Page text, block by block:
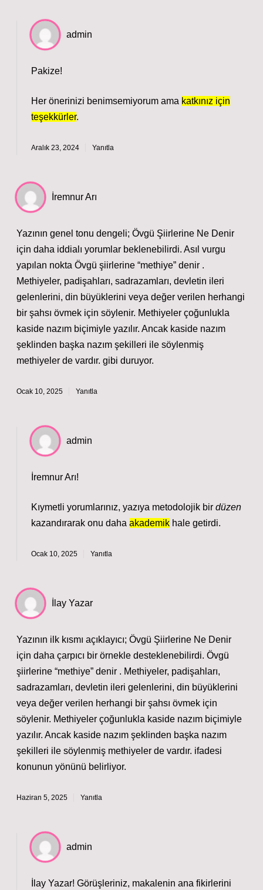
admin
Pakize!
Her önerinizi benimsemiyorum ama katkınız için
teşekkürler.
Aralık 23, 2024 Yanıtla
İremnur Arı
Yazının genel tonu dengeli; Övgü Şiirlerine Ne Denir
için daha iddialı yorumlar beklenebilirdi. Asıl vurgu
yapılan nokta Övgü şiirlerine “methiye” denir .
Methiyeler, padişahları, sadrazamları, devletin ileri
gelenlerini, din büyüklerini veya değer verilen herhangi
bir şahsı övmek için söylenir. Methiyeler çoğunlukla
kaside nazım biçimiyle yazılır. Ancak kaside nazım
şeklinden başka nazım şekilleri ile söylenmiş
methiyeler de vardır. gibi duruyor.
Ocak 10, 2025 Yanıtla
admin
İremnur Arı!
Kıymetli yorumlarınız, yazıya metodolojik bir düzen
kazandırarak onu daha akademik hale getirdi.
Ocak 10, 2025 Yanıtla
İlay Yazar
Yazının ilk kısmı açıklayıcı; Övgü Şiirlerine Ne Denir
için daha çarpıcı bir örnekle desteklenebilirdi. Övgü
şiirlerine “methiye” denir . Methiyeler, padişahları,
sadrazamları, devletin ileri gelenlerini, din büyüklerini
veya değer verilen herhangi bir şahsı övmek için
söylenir. Methiyeler çoğunlukla kaside nazım biçimiyle
yazılır. Ancak kaside nazım şeklinden başka nazım
şekilleri ile söylenmiş methiyeler de vardır. ifadesi
konunun yönünü belirliyor.
Haziran 5, 2025 Yanıtla
admin
İlay Yazar! Görüşleriniz, makalenin ana fikirlerini